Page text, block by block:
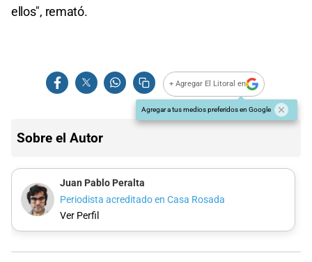
ellos", remató.
+ Agregar El Litoral en
Agregar a tus medios preferidos en Google
Sobre el Autor
Juan Pablo Peralta
Periodista acreditado en Casa Rosada
Ver Perfil